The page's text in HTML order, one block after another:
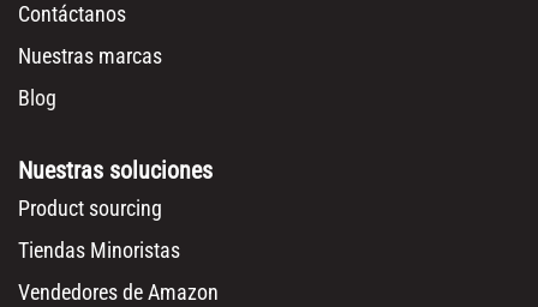
Contáctanos
Nuestras marcas
Blog
Nuestras soluciones
Product sourcing
Tiendas Minoristas
Vendedores de Amazon